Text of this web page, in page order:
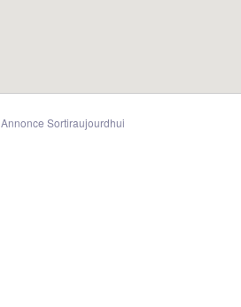
Annonce Sortiraujourdhui